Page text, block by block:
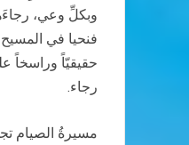
وبكلِّ وعي،
فنحيا في المسيح
حقيقيّاً وراسخاً
رجاء.
مسيرةُ الصيام